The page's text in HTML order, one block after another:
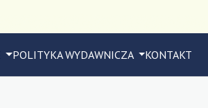
POLITYKA WYDAWNICZA KONTAKT